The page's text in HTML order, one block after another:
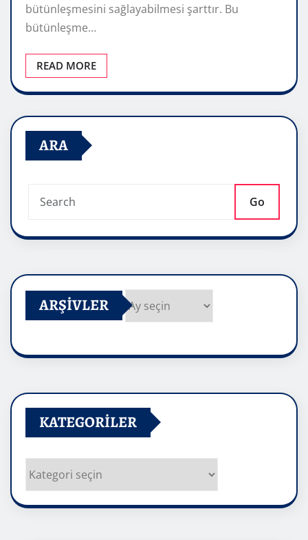
bütünleşmesini sağlayabilmesi şarttır. Bu
bütünleşme…
READ MORE
ARA
Go
ARŞIVLER
KATEGORILER
Kategoriler